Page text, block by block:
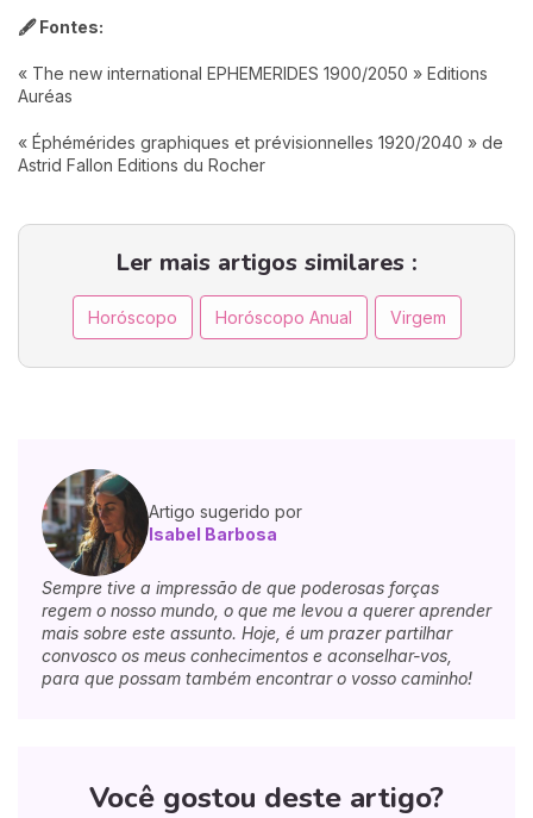
🖋️ Fontes:
« The new international EPHEMERIDES 1900/2050 » Editions
Auréas
« Éphémérides graphiques et prévisionnelles 1920/2040 » de
Astrid Fallon Editions du Rocher
Ler mais artigos similares :
Horóscopo Horóscopo Anual Virgem
Artigo sugerido por
Isabel Barbosa
Sempre tive a impressão de que poderosas forças
regem o nosso mundo, o que me levou a querer aprender
mais sobre este assunto. Hoje, é um prazer partilhar
convosco os meus conhecimentos e aconselhar-vos,
para que possam também encontrar o vosso caminho!
Você gostou deste artigo?